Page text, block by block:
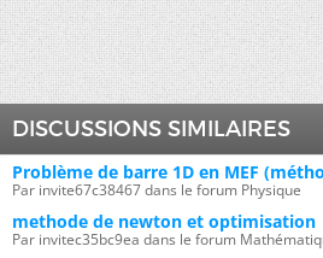
DISCUSSIONS SIMILAIRES
Problème de barre 1D en MEF
Par invite67c38467 dans le forum Physique
methode de newton et optimisation
Par invitec35bc9ea dans le forum